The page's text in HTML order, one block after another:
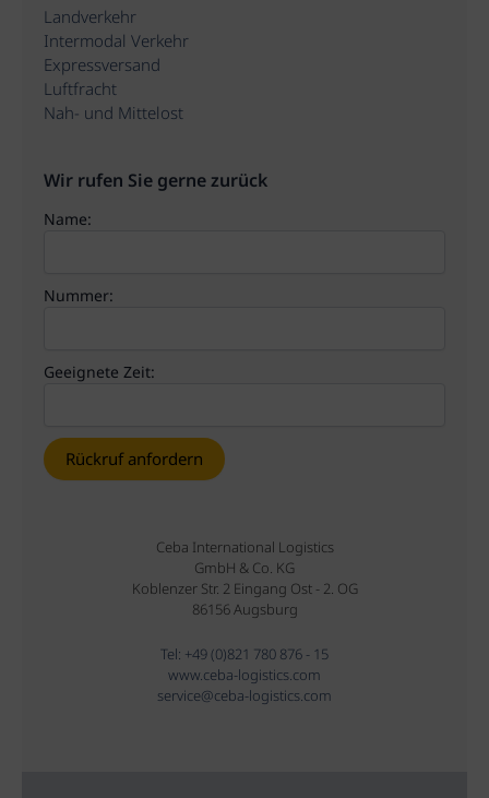
Landverkehr
Intermodal Verkehr
Expressversand
Luftfracht
Nah- und Mittelost
Wir rufen Sie gerne zurück
Name:
Nummer:
Geeignete Zeit:
Ceba International Logistics
GmbH & Co. KG
Koblenzer Str. 2 Eingang Ost - 2. OG
86156 Augsburg
Tel: +49 (0)821 780 876 - 15
www.ceba-logistics.com
service@ceba-logistics.com